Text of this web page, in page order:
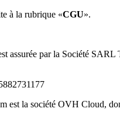
à la rubrique «CGU».
assurée par la Société
est la société OVH Cloud,